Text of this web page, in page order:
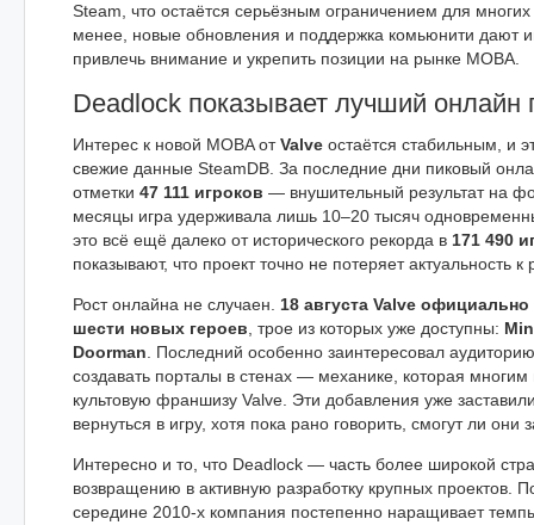
Steam, что остаётся серьёзным ограничением для
менее, новые обновления и поддержка комьюнити дают
привлечь внимание и укрепить позиции на рынке MOBA.
Deadlock показывает лучший онлайн
Интерес к новой MOBA отValve остаётся стабильным, и
свежие данные SteamDB. За последние дни пиковый
отметки 47 111 игроков — внушительный результат на
месяцы игра удерживала лишь 10–20 тысяч
это всё ещё далеко от исторического рекорда в 171 490
показывают, что проект точно не потеряет актуальность к
Рост онлайна не случаен. 18 августа Valve
шести новых героев , трое из которых уже доступны:
Doorman . Последний особенно заинтересовал
создавать порталы в стенах — механике, которая
культовую франшизу Valve. Эти добавления уже
вернуться в игру, хотя пока рано говорить, смогут ли они
Интересно и то, что Deadlock — часть более широкой
возвращению в активную разработку крупных проектов.
середине 2010-х компания постепенно наращивает